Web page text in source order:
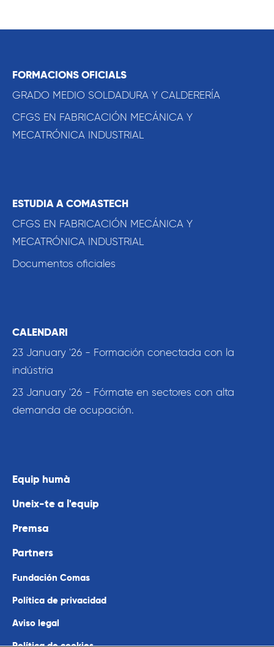
FORMACIONS OFICIALS
GRADO MEDIO SOLDADURA Y CALDERERÍA
CFGS EN FABRICACIÓN MECÁNICA Y
MECATRÓNICA INDUSTRIAL
ESTUDIA A COMASTECH
CFGS EN FABRICACIÓN MECÁNICA Y
MECATRÓNICA INDUSTRIAL
Documentos oficiales
CALENDARI
23 January '26 - Formación conectada con la
indústria
23 January '26 - Fórmate en sectores con alta
demanda de ocupación.
Equip humà
Uneix-te a l'equip
Premsa
Partners
Fundación Comas
Política de privacidad
Aviso legal